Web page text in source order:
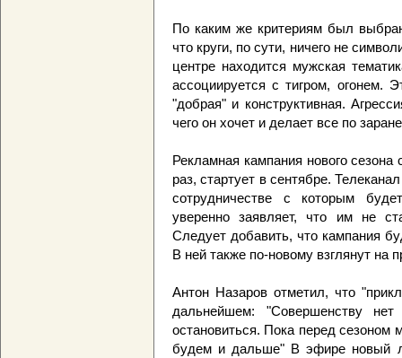
По каким же критериям был
что круги, по сути, ничего не
центре находится мужская
ассоциируется с тигром, огонем.
"добрая" и конструктивная.
чего он хочет и делает все по
Рекламная кампания нового
раз, стартует в сентябре.
сотрудничестве с которым
уверенно заявляет, что им не
Следует добавить, что кампания
В ней также по-новому взглянут на
Антон Назаров отметил, что
дальнейшем: "Совершенству
остановиться. Пока перед сезоном
будем и дальше" В эфире новый